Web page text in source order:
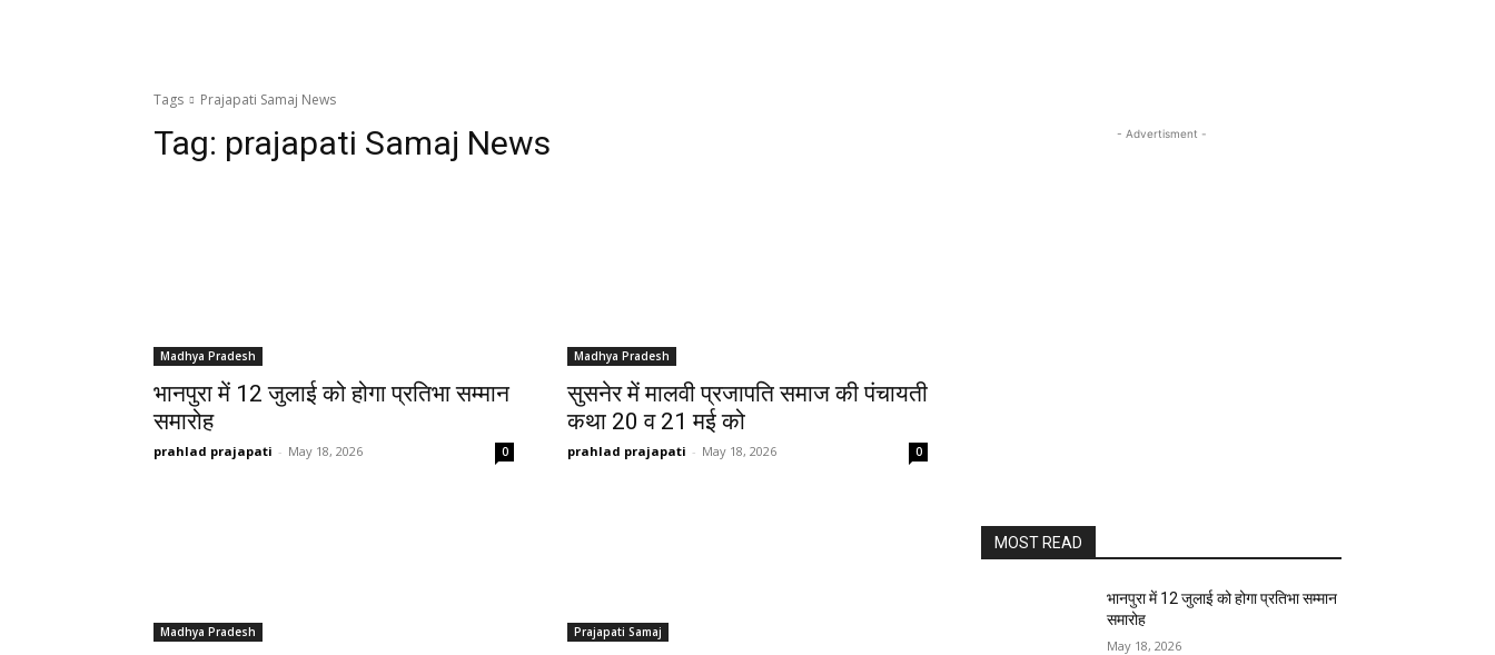
Tags Prajapati Samaj News
Tag: prajapati Samaj News
Madhya Pradesh
भानपुरा में 12 जुलाई को होगा प्रतिभा सम्मान
समारोह
prahlad prajapati - May 18, 2026 0
Madhya Pradesh
सुसनेर में मालवी प्रजापति समाज की पंचायती
कथा 20 व 21 मई को
prahlad prajapati - May 18, 2026 0
Madhya Pradesh Prajapati Samaj
- Advertisment -
MOST READ
भानपुरा में 12 जुलाई को होगा प्रतिभा सम्मान
समारोह
May 18, 2026